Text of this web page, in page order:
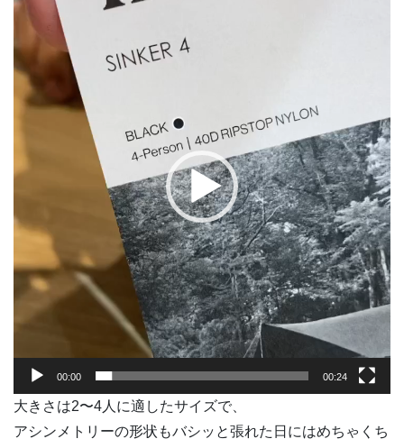
画
レ
ー
00:00 00:24
大きさは2〜4人に適したサイズで、
アシンメトリーの形状もバシッと張れた日にはめちゃくち